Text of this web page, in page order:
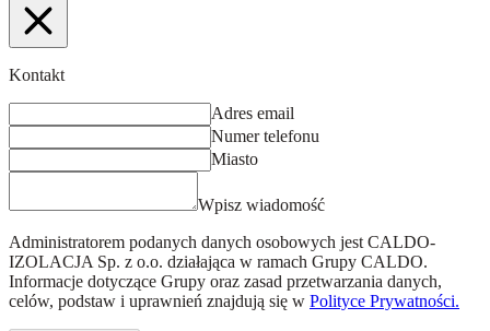
Kontakt
Adres email
Numer telefonu
Miasto
Wpisz wiadomość
Administratorem podanych danych osobowych jest CALDO-
IZOLACJA Sp. z o.o. działająca w ramach Grupy CALDO.
Informacje dotyczące Grupy oraz zasad przetwarzania danych,
celów, podstaw i uprawnień znajdują się w Polityce Prywatności.